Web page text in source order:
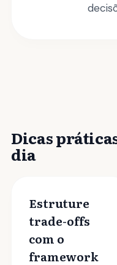
Dicas
dia
Estruture
trade-offs
com o
framework